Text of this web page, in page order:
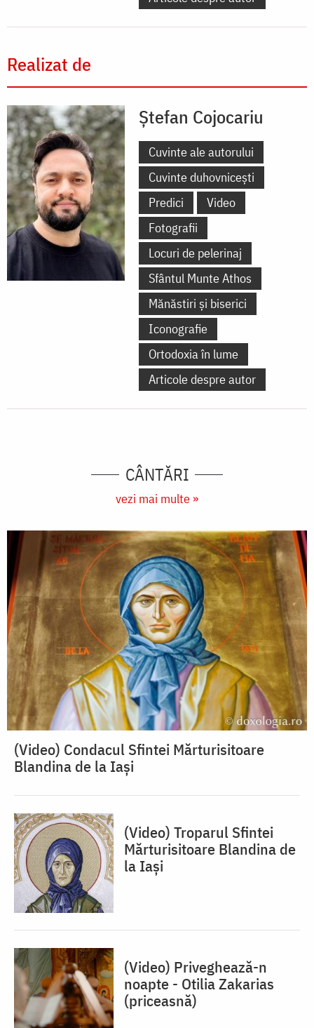
Realizat de
Ștefan Cojocariu
Cuvinte ale autorului
Cuvinte duhovnicești
Predici
Video
Fotografii
Locuri de pelerinaj
Sfântul Munte Athos
Mănăstiri și biserici
Iconografie
Ortodoxia în lume
Articole despre autor
CÂNTĂRI
vezi mai multe »
(Video) Condacul Sfintei Mărturisitoare
Blandina de la Iași
(Video) Troparul Sfintei
Mărturisitoare Blandina de
la Iași
(Video) Priveghează-n
noapte - Otilia Zakarias
(priceasnă)